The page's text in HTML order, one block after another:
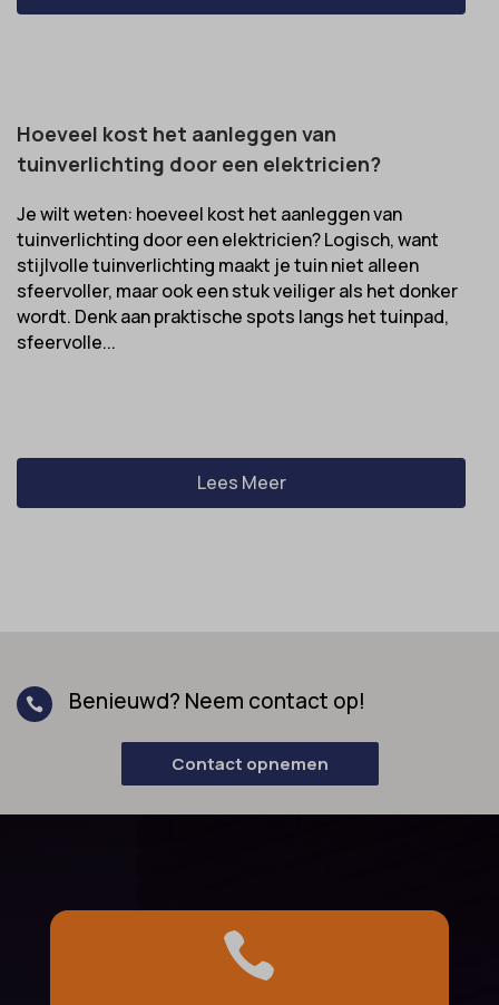
Hoeveel kost het aanleggen van
tuinverlichting door een elektricien?
Je wilt weten: hoeveel kost het aanleggen van
tuinverlichting door een elektricien? Logisch, want
stijlvolle tuinverlichting maakt je tuin niet alleen
sfeervoller, maar ook een stuk veiliger als het donker
wordt. Denk aan praktische spots langs het tuinpad,
sfeervolle...
Lees Meer
 Benieuwd? Neem contact op!
Contact opnemen
